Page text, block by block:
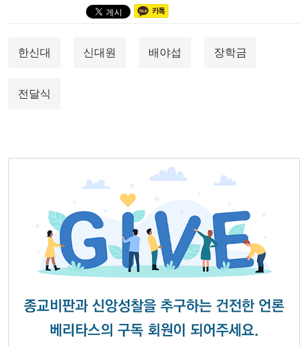
한신대 신대원 배야섭 장학금
전달식